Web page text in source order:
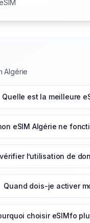
Algérie
Quelle est la meilleure
eSIM Algérie ne
l’utilisation de
Quand dois-je activer
choisir eSIMfo